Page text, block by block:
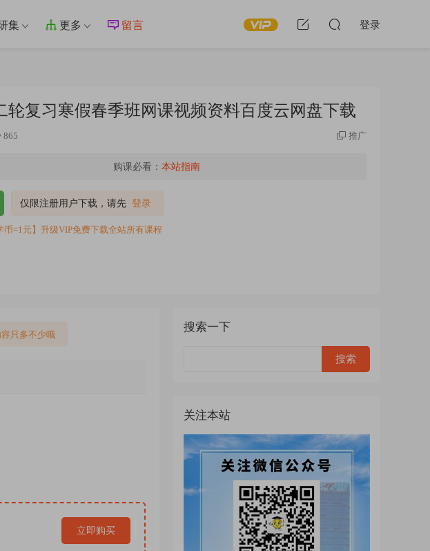
集 更多 留言 登录
轮复习寒假春季班网课视频资料百度云网盘下载
865 推广
购课必看： 本站指南
仅限注册用户下载，请先 登录
=1元】升级VIP免费下载全站所有课程
只多不少哦
立即购买
搜索一下
关注本站